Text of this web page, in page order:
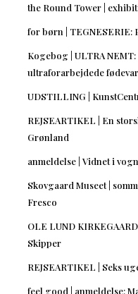
the Round Tower |
for børn |
Kogebog | ULTRA
ultraforarbejdede
UDSTILLING |
REJSEARTIKEL | En
Grønland
anmeldelse | Vidnet i
Skovgaard Museet |
Fresco
OLE LUND
Skipper
REJSEARTIKEL | Seks
feel good | anmeldelse: